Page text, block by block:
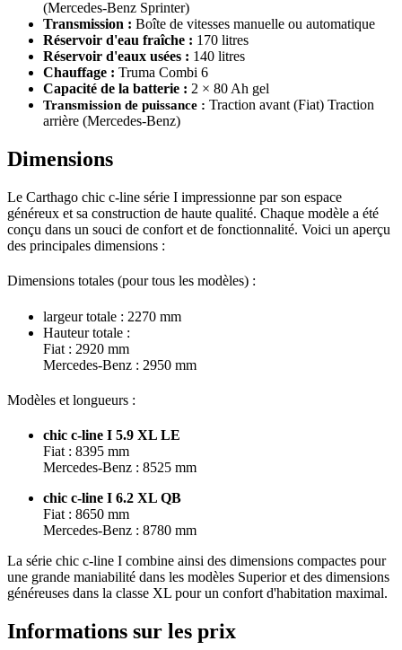
(Mercedes-Benz Sprinter)
Transmission : Boîte de vitesses manuelle ou automatique
Réservoir d'eau fraîche : 170 litres
Réservoir d'eaux usées : 140 litres
Chauffage : Truma Combi 6
Capacité de la batterie : 2 × 80 Ah gel
Transmission de puissance : Traction avant (Fiat) Traction
arrière (Mercedes-Benz)
Dimensions
Le Carthago chic c-line série I impressionne par son espace
généreux et sa construction de haute qualité. Chaque modèle a été
conçu dans un souci de confort et de fonctionnalité. Voici un aperçu
des principales dimensions :
Dimensions totales (pour tous les modèles) :
largeur totale : 2270 mm
Hauteur totale :
Fiat : 2920 mm
Mercedes-Benz : 2950 mm
Modèles et longueurs :
chic c-line I 5.9 XL LE
Fiat : 8395 mm
Mercedes-Benz : 8525 mm
chic c-line I 6.2 XL QB
Fiat : 8650 mm
Mercedes-Benz : 8780 mm
La série chic c-line I combine ainsi des dimensions compactes pour
une grande maniabilité dans les modèles Superior et des dimensions
généreuses dans la classe XL pour un confort d'habitation maximal.
Informations sur les prix